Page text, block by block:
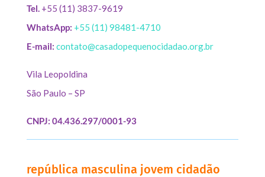
Tel.+55 (11) 3837-9619
WhatsApp: +55 (11) 98481-4710
E-mail: contato@casadopequenocidadao.org.br
Vila Leopoldina
São Paulo – SP
CNPJ: 04.436.297/0001-93
república masculina jovem cidadão